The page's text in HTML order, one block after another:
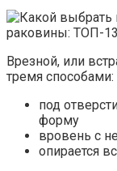
Врезной, или
тремя способами:
под
форму
вровень с
опирается